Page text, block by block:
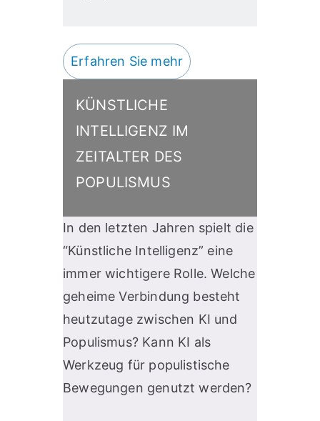
Erfahren Sie mehr
KÜNSTLICHE
INTELLIGENZ IM
ZEITALTER DES
POPULISMUS
In den letzten Jahren spielt die
“Künstliche Intelligenz” eine
immer wichtigere Rolle. Welche
geheime Verbindung besteht
heutzutage zwischen KI und
Populismus? Kann KI als
Werkzeug für populistische
Bewegungen genutzt werden?